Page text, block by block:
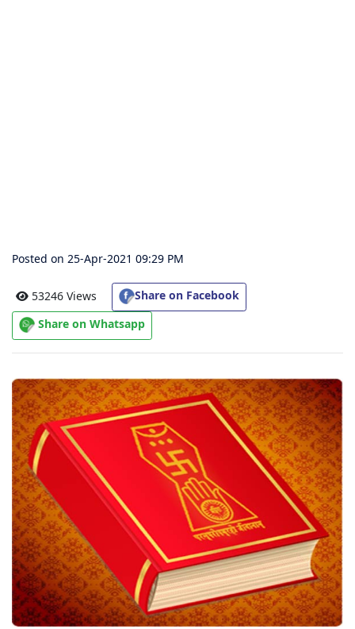
पाठशाला
Parv
About
Us
Posted on 25-Apr-2021 09:29 PM
53246 Views
Share on Facebook
Share on Whatsapp